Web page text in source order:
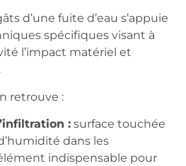
d’une fuite d’eau s’appuie
spécifiques visant à
l’impact matériel et
retrouve :
: surface touchée
dans les
indispensable pour